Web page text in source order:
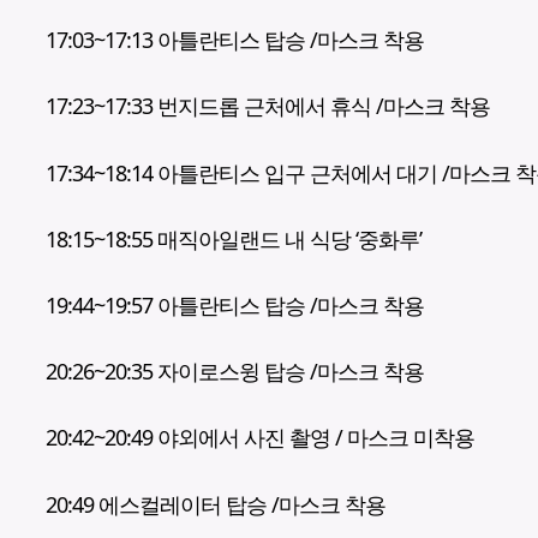
17:03~17:13 아틀란티스 탑승 /마스크 착용
17:23~17:33 번지드롭 근처에서 휴식 /마스크 착용
17:34~18:14 아틀란티스 입구 근처에서 대기 /마스크
18:15~18:55 매직아일랜드 내 식당 ‘중화루’
19:44~19:57 아틀란티스 탑승 /마스크 착용
20:26~20:35 자이로스윙 탑승 /마스크 착용
20:42~20:49 야외에서 사진 촬영 / 마스크 미착용
20:49 에스컬레이터 탑승 /마스크 착용